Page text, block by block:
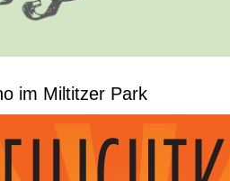
im Miltitzer Park